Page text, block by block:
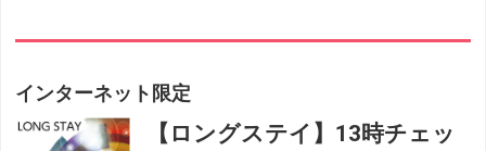
インターネット限定
【ロングステイ】13時チェッ